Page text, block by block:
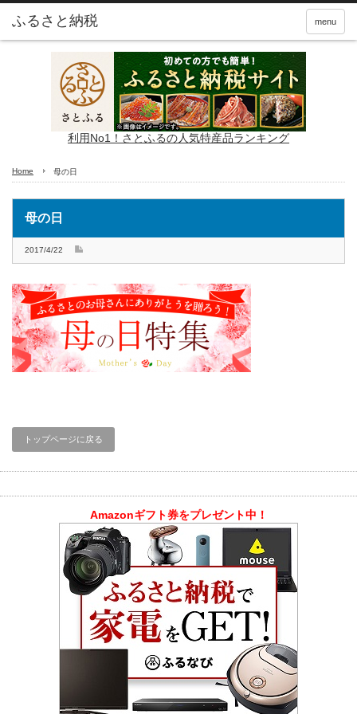
ふるさと納税 menu
利用No1！さとふるの人気特産品ランキング
Home 母の日
母の日
2017/4/22
トップページに戻る
Amazonギフト券をプレゼント中！